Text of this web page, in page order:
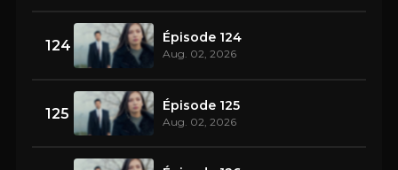
124 Épisode 124
Aug. 02, 2026
125 Épisode 125
Aug. 02, 2026